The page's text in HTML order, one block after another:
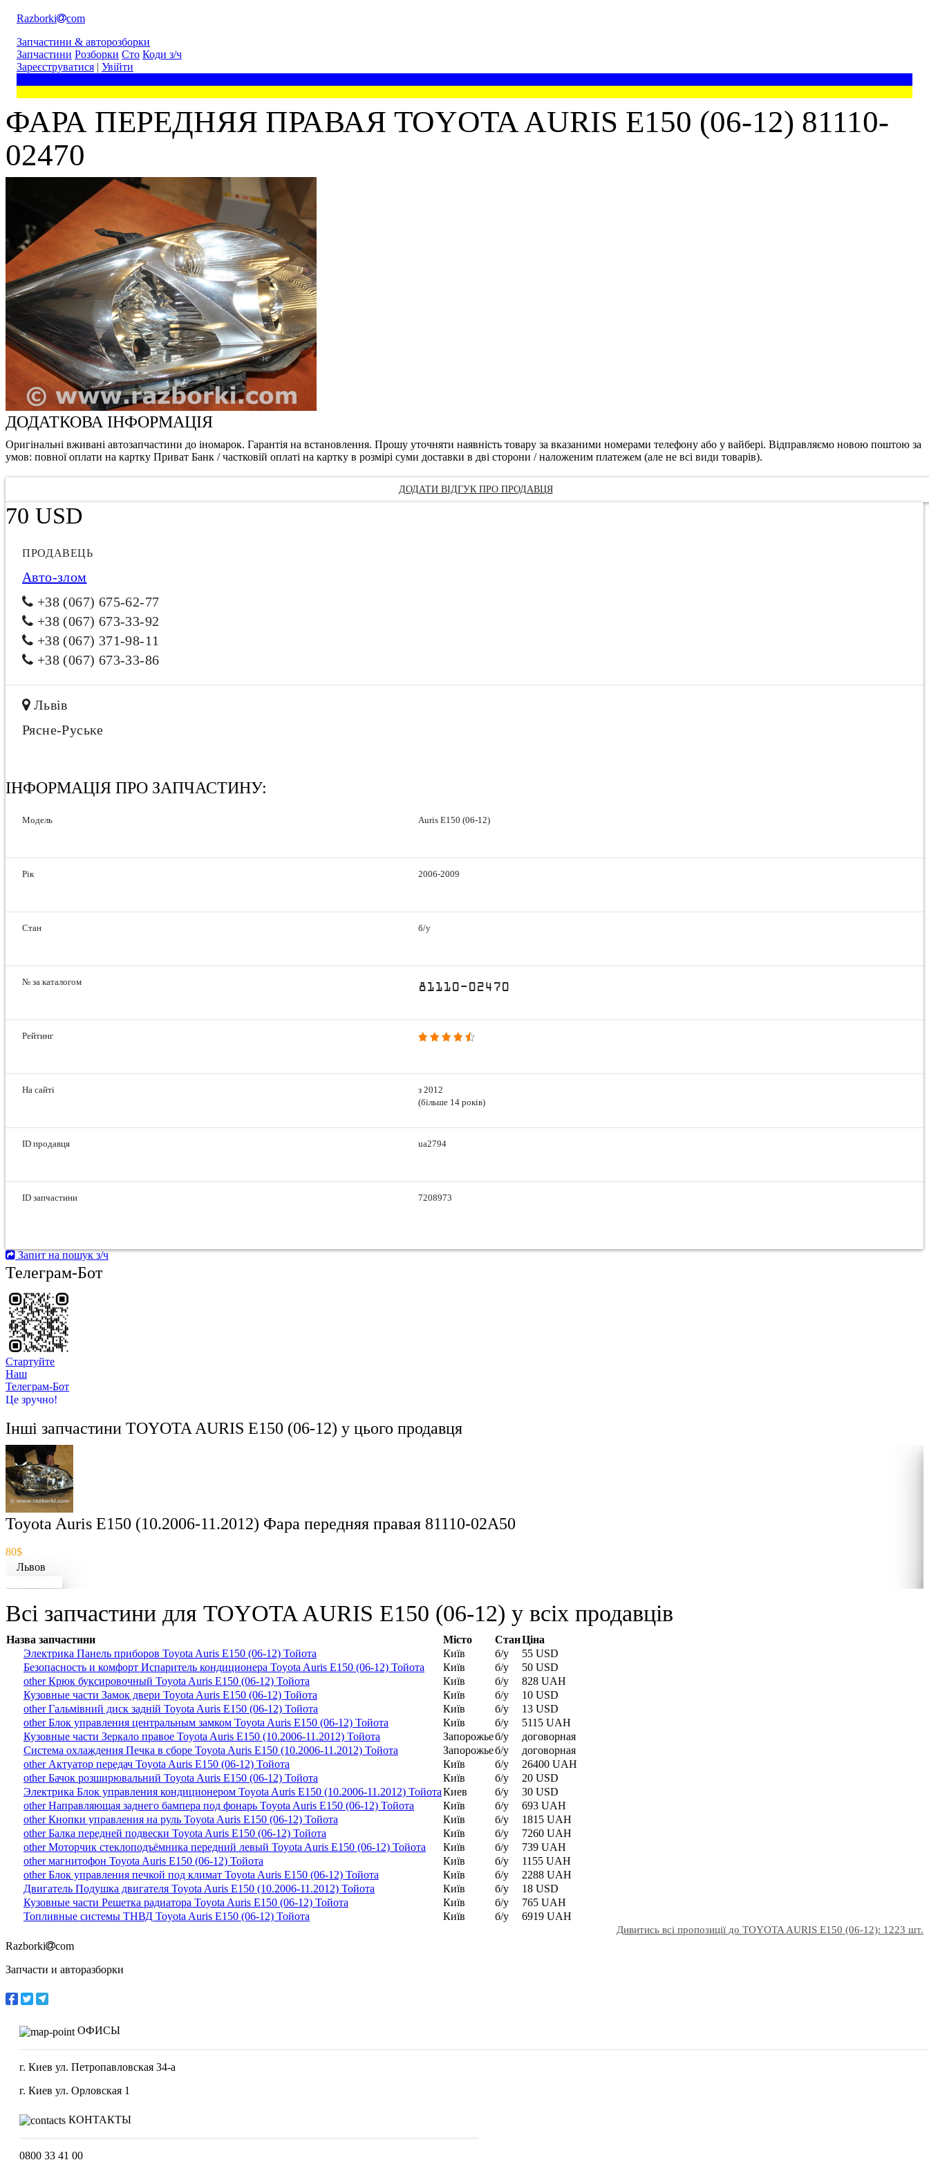
Razborki
com
Запчастини & авторозборки
Запчастини Розборки Сто Коди з/ч
Зареєструватися | Увійти
ФАРА ПЕРЕДНЯЯ ПРАВАЯ TOYOTA AURIS E150 (06-12) 81110-
02470
ДОДАТКОВА ІНФОРМАЦІЯ
Оригінальні вживані автозапчастини до іномарок. Гарантія на встановлення. Прошу уточняти наявність товару за вказаними номерами телефону або у вайбері. Відправляємо новою поштою за
умов: повної оплати на картку Приват Банк / частковій оплаті на картку в розмірі суми доставки в дві сторони / наложеним платежем (але не всі види товарів).
ДОДАТИ ВІДГУК ПРО ПРОДАВЦЯ
70 USD
ПРОДАВЕЦЬ
Авто-злом
+38 (067) 675-62-77
+38 (067) 673-33-92
+38 (067) 371-98-11
+38 (067) 673-33-86
Львів
Рясне-Руське
ІНФОРМАЦІЯ ПРО ЗАПЧАСТИНУ:
Модель Auris E150 (06-12)
Рік 2006-2009
Стан б/у
№ за каталогом 81110-02470
Рейтинг
На сайті
з 2012
(більше 14 років)
ID продавця ua2794
ID запчастини 7208973
Запит на пошук з/ч
Телеграм-Бот
Стартуйте
Hаш
Телеграм-Бот
Це зручно!
Інші запчастини TOYOTA AURIS E150 (06-12) у цього продавця
Toyota Auris E150 (10.2006-11.2012) Фара передняя правая 81110-02A50
80$
Львов
Всі запчастини для TOYOTA AURIS E150 (06-12) у всіх продавців
Назва запчастини Місто СтанЦіна
Электрика Панель приборов Toyota Auris E150 (06-12) Тойота
Київ б/у
55 USD
Безопасность и комфорт Испаритель кондиционера Toyota Auris E150 (06-12) Тойота
Київ б/у
50 USD
other Крюк буксировочный Toyota Auris E150 (06-12) Тойота
Київ б/у
828 UAH
Кузовные части Замок двери Toyota Auris E150 (06-12) Тойота
Київ б/у
10 USD
other Гальмівний диск задній Toyota Auris E150 (06-12) Тойота
Київ б/у
13 USD
other Блок управления центральным замком Toyota Auris E150 (06-12) Тойота
Київ б/у
5115 UAH
Кузовные части Зеркало правое Toyota Auris E150 (10.2006-11.2012) Тойота
Запорожьеб/у
договорная
Система охлаждения Печка в сборе Toyota Auris E150 (10.2006-11.2012) Тойота
Запорожьеб/у
договорная
other Актуатор передач Toyota Auris E150 (06-12) Тойота
Київ б/у
26400 UAH
other Бачок розширювальний Toyota Auris E150 (06-12) Тойота
Київ б/у
20 USD
Электрика Блок управления кондиционером Toyota Auris E150 (10.2006-11.2012) ТойотаКиев б/у
30 USD
other Направляющая заднего бампера под фонарь Toyota Auris E150 (06-12) Тойота
Київ б/у
693 UAH
other Кнопки управления на руль Toyota Auris E150 (06-12) Тойота
Київ б/у
1815 UAH
other Балка передней подвески Toyota Auris E150 (06-12) Тойота
Київ б/у
7260 UAH
other Моторчик стеклоподъёмника передний левый Toyota Auris E150 (06-12) Тойота
Київ б/у
739 UAH
other магнитофон Toyota Auris E150 (06-12) Тойота
Київ б/у
1155 UAH
other Блок управления печкой под климат Toyota Auris E150 (06-12) Тойота
Київ б/у
2288 UAH
Двигатель Подушка двигателя Toyota Auris E150 (10.2006-11.2012) Тойота
Київ б/у
18 USD
Кузовные части Решетка радиатора Toyota Auris E150 (06-12) Тойота
Київ б/у
765 UAH
Топливные системы ТНВД Toyota Auris E150 (06-12) Тойота
Київ б/у 6919 UAH
Дивитись всі пропозиції до TOYOTA AURIS E150 (06-12): 1223 шт.
Razborki
com
Запчасти и авторазборки
ОФИСЫ
г. Киев ул. Петропавловская 34-а
г. Киев ул. Орловская 1
КОНТАКТЫ
0800 33 41 00